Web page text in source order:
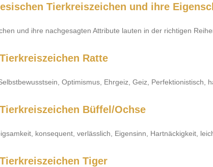
Tierkreiszeichen und ihre
und ihre nachgesagten Attribute lauten in der richtigen
Ratte
Optimismus, Ehrgeiz, Geiz, Perfektionistisch,
Büffel/Ochse
konsequent, verlässlich, Eigensinn, Hartnäckigkeit,
Tiger